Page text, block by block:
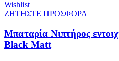
Wishlist
ΖΗΤΗΣΤΕ ΠΡΟΣΦΟΡΑ
Μπαταρία Νιπτήρος
Black Matt